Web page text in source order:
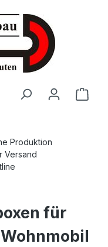
Produktion
Versand
für